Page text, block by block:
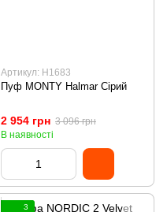
Артикул: H1683
Пуф MONTY Halmar Сірий
2 954 грн 3 096 грн
В наявності
3